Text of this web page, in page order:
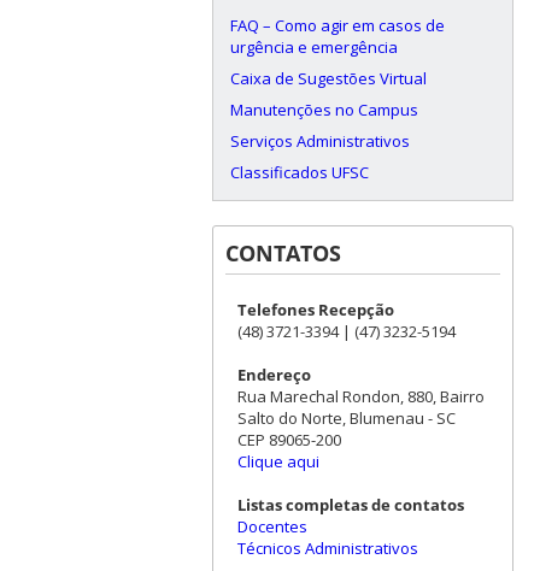
FAQ – Como agir em casos de
urgência e emergência
Caixa de Sugestões Virtual
Manutenções no Campus
Serviços Administrativos
Classificados UFSC
CONTATOS
Telefones Recepção
(48) 3721-3394 | (47) 3232-5194
Endereço
Rua Marechal Rondon, 880, Bairro
Salto do Norte, Blumenau - SC
CEP 89065-200
Clique aqui
Listas completas de contatos
Docentes
Técnicos Administrativos